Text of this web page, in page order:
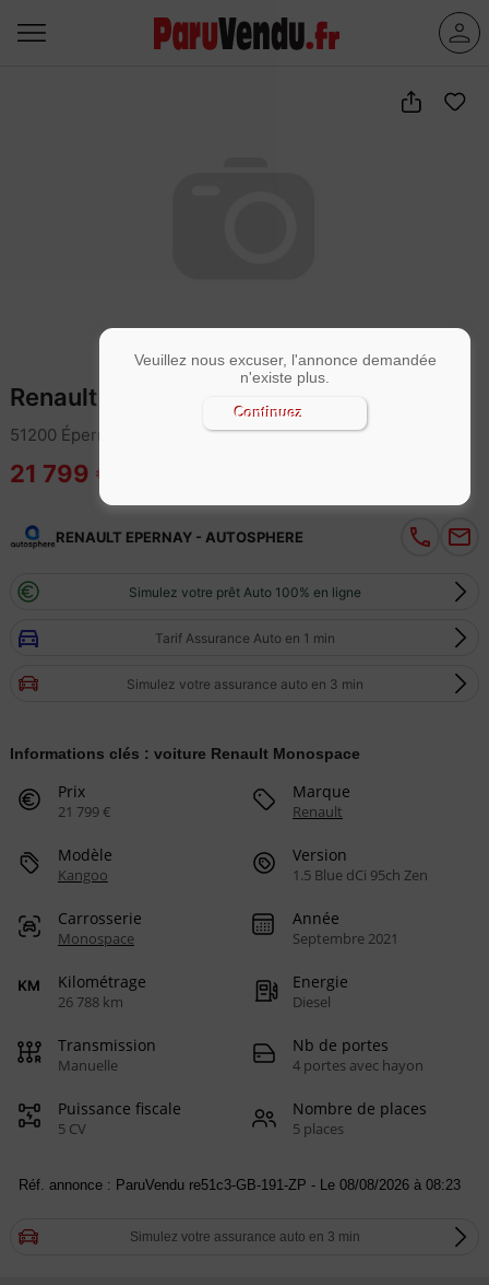
Renault Kangoo 1.5 Blue dCi 95ch Zen
51200 Épernay
21 799 €
RENAULT EPERNAY - AUTOSPHERE
Simulez votre prêt Auto 100% en ligne
Tarif Assurance Auto en 1 min
Simulez votre assurance auto en 3 min
Informations clés : voiture Renault Monospace
Prix
21 799 €
Marque
Renault
Modèle
Kangoo
Version
1.5 Blue dCi 95ch Zen
Carrosserie
Monospace
Année
Septembre 2021
Kilométrage
26 788 km
Energie
Diesel
Transmission
Manuelle
Nb de portes
4 portes avec hayon
Puissance fiscale
5 CV
Nombre de places
5 places
Réf. annonce : ParuVendu re51c3-GB-191-ZP - Le 08/08/2026 à 08:23
Simulez votre assurance auto en 3 min
Veuillez nous excuser, l'annonce demandée
n'existe plus.
Continuez